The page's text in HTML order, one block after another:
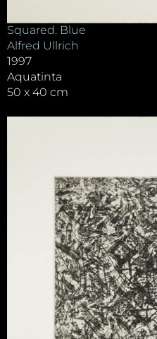
Squared. Blue
Alfred Ullrich
1997
Aquatinta
50 x 40 cm